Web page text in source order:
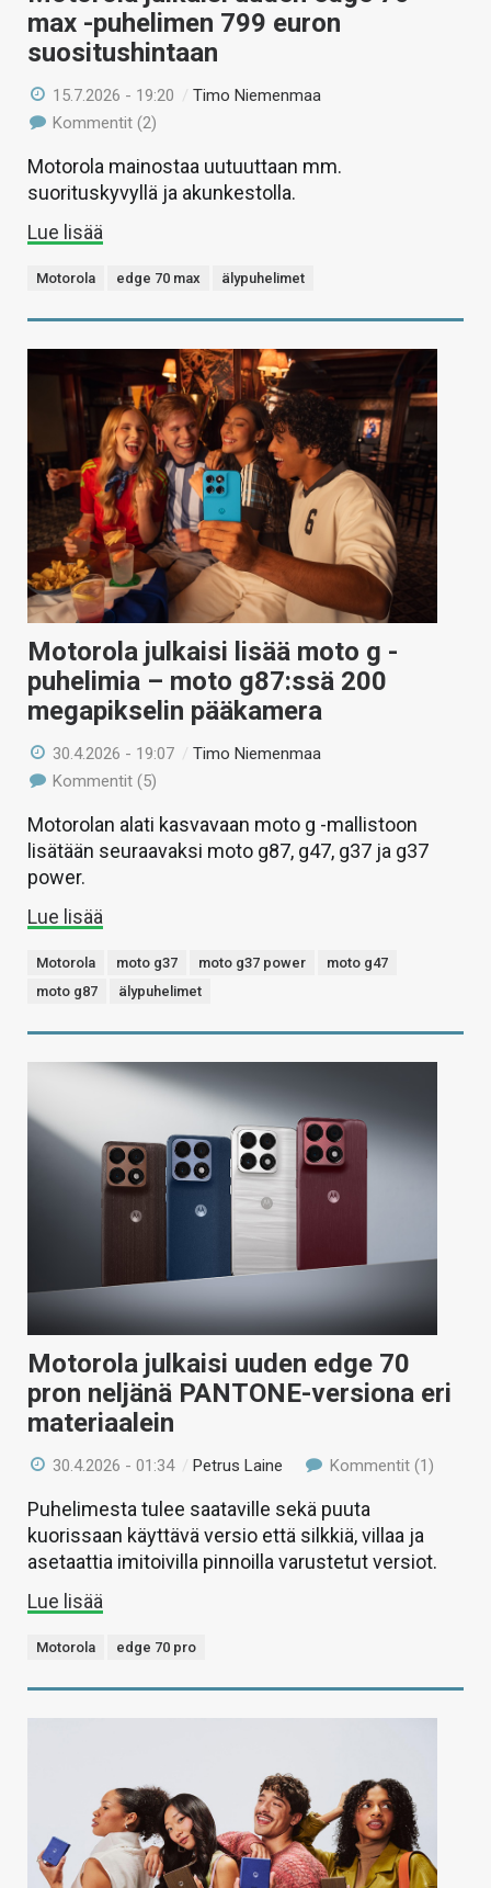
max -puhelimen 799 euron
suositushintaan
15.7.2026 - 19:20 /Timo Niemenmaa
Kommentit (2)
Motorola mainostaa uutuuttaan mm.
suorituskyvyllä ja akunkestolla.
Lue lisää
Motorola edge 70 max älypuhelimet
Motorola julkaisi lisää moto g -
puhelimia – moto g87:ssä 200
megapikselin pääkamera
30.4.2026 - 19:07 /Timo Niemenmaa
Kommentit (5)
Motorolan alati kasvavaan moto g -mallistoon
lisätään seuraavaksi moto g87, g47, g37 ja g37
power.
Lue lisää
Motorola moto g37 moto g37 power
moto g47
moto g87
älypuhelimet
Motorola julkaisi uuden edge 70
pron neljänä PANTONE-versiona eri
materiaalein
30.4.2026 - 01:34 /Petrus Laine Kommentit (1)
Puhelimesta tulee saataville sekä puuta
kuorissaan käyttävä versio että silkkiä, villaa ja
asetaattia imitoivilla pinnoilla varustetut versiot.
Lue lisää
Motorola edge 70 pro